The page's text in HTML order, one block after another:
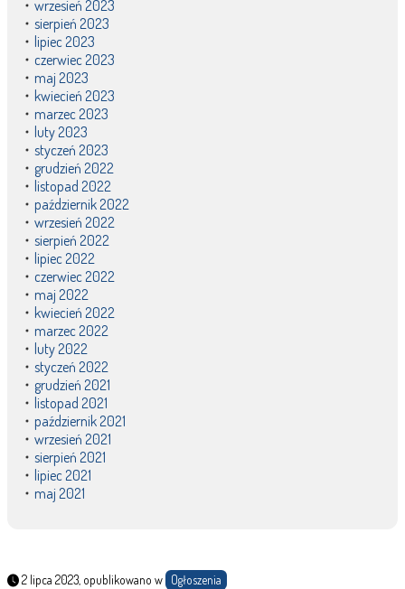
wrzesień 2023
sierpień 2023
lipiec 2023
czerwiec 2023
maj 2023
kwiecień 2023
marzec 2023
luty 2023
styczeń 2023
grudzień 2022
listopad 2022
październik 2022
wrzesień 2022
sierpień 2022
lipiec 2022
czerwiec 2022
maj 2022
kwiecień 2022
marzec 2022
luty 2022
styczeń 2022
grudzień 2021
listopad 2021
październik 2021
wrzesień 2021
sierpień 2021
lipiec 2021
maj 2021
2 lipca 2023, opublikowano w Ogłoszenia